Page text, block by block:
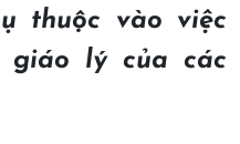
thuộc vào việc
lý của các